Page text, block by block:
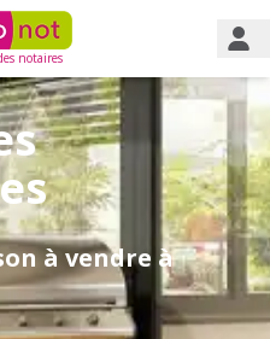
notaires
à vendre à